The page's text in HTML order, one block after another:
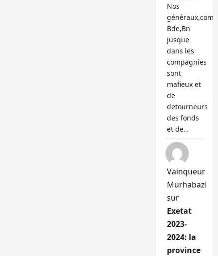
Nos
généraux,com
Bde,Bn
jusque
dans les
compagnies
sont
mafieux et
de
detourneurs
des fonds
et de…
Vainqueur
Murhabazi
sur
Exetat
2023-
2024: la
province